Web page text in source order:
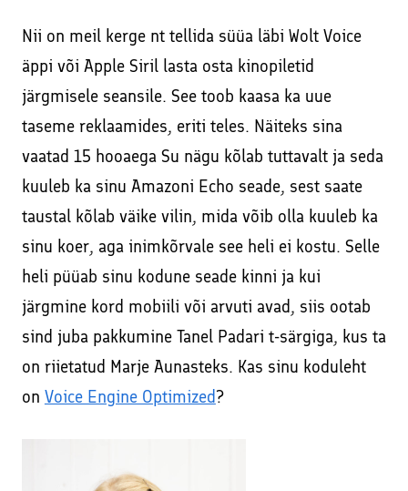
Nii on meil kerge nt tellida süüa läbi Wolt Voice
äppi või Apple Siril lasta osta kinopiletid
järgmisele seansile. See toob kaasa ka uue
taseme reklaamides, eriti teles. Näiteks sina
vaatad 15 hooaega Su nägu kõlab tuttavalt ja seda
kuuleb ka sinu Amazoni Echo seade, sest saate
taustal kõlab väike vilin, mida võib olla kuuleb ka
sinu koer, aga inimkõrvale see heli ei kostu. Selle
heli püüab sinu kodune seade kinni ja kui
järgmine kord mobiili või arvuti avad, siis ootab
sind juba pakkumine Tanel Padari t-särgiga, kus ta
on riietatud Marje Aunasteks. Kas sinu koduleht
on Voice Engine Optimized?